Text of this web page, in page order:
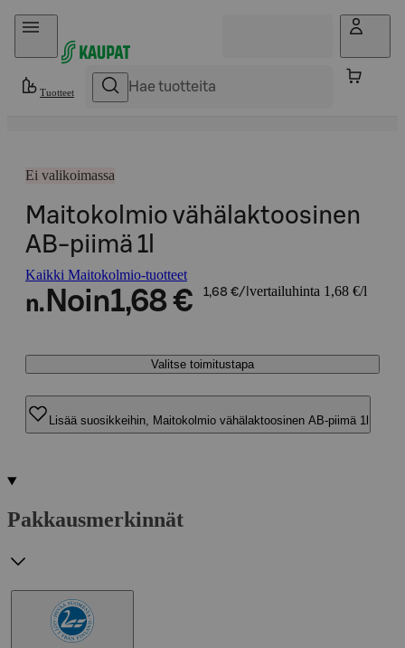
Hyppää sisältöön
Tuotteet
Ei valikoimassa
Maitokolmio vähälaktoosinen
AB-piimä 1l
Kaikki Maitokolmio-tuotteet
n. Noin1,68 € 1,68 €/l vertailuhinta 1,68 €/l
Valitse toimitustapa
Lisää suosikkeihin, Maitokolmio vähälaktoosinen AB-piimä 1l
Pakkausmerkinnät